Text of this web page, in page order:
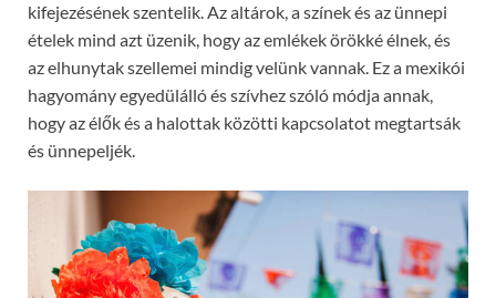
kifejezésének szentelik. Az altárok, a színek és az ünnepi
ételek mind azt üzenik, hogy az emlékek örökké élnek, és
az elhunytak szellemei mindig velünk vannak. Ez a mexikói
hagyomány egyedülálló és szívhez szóló módja annak,
hogy az élők és a halottak közötti kapcsolatot megtartsák
és ünnepeljék.